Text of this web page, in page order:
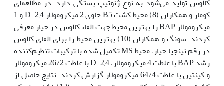
کومار و همکاران (8) محیط کشت B5 حاوی 2 میکرومولار 2,4-D و 1
میکرومولار BAP را بهترین محیط جهت القاء کالوس در خیار معرفی
کردند. سونگ و همکاران (10) بهترین محیط را برای القای کالوس
در رقم نینجیا خیار، محیط MS تکمیل شده با ترکیبات تنظیم‌کننده
رشد BAP با غلظت 4 میکرومولار، 2,4-D با غلظت 26/2 میکرومولار
و کینتین با غلظت 64/4 میکرومولار گزارش کردند. ﻧﺘﺎﯾﺞ ﺣﺎﺻﻞ از